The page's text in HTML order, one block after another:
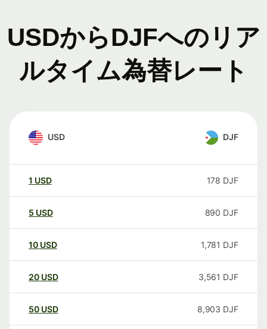
USDからDJFへのリア
ルタイム為替レート
USD DJF
1 USD 178 DJF
5 USD 890 DJF
10 USD 1,781 DJF
20 USD 3,561 DJF
50 USD 8,903 DJF